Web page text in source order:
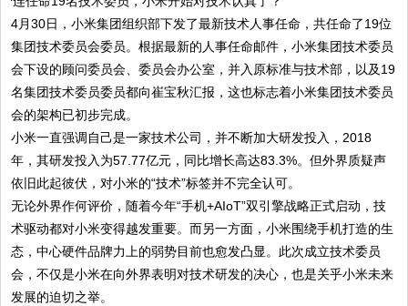
4月30日，小米集团组织部下发了最新技术人事任命，共任命了19位
集团技术委员会委员。根据最新的人事任命邮件，小米集团技术委员
会下设的顾问委员会、委员会办公室，并入原标准与技术部，以及19
名集团技术委员委员都向崔宝秋汇报，这也标志着小米集团技术委员
会的架构已初步完成。
小米一直强调自己是一家技术公司，并不断加大研发投入，2018
年，其研发投入为57.77亿元，同比增长高达83.3%。但外界质疑声
依旧此起彼伏，对小米的“技术”标签并不完全认可。
无论外界作何评价，随着今年“手机+AIoT”双引擎战略正式启动，技
术驱动都对小米变得越发重要。而另一方面，小米围绕手机打造的生
态，中心硬件品牌力上的弱势目前也愈发凸显。此次成立技术委员
会，不仅是小米在向外界表明对技术研发的决心，也是关乎小米未来
发展的迫切之举。